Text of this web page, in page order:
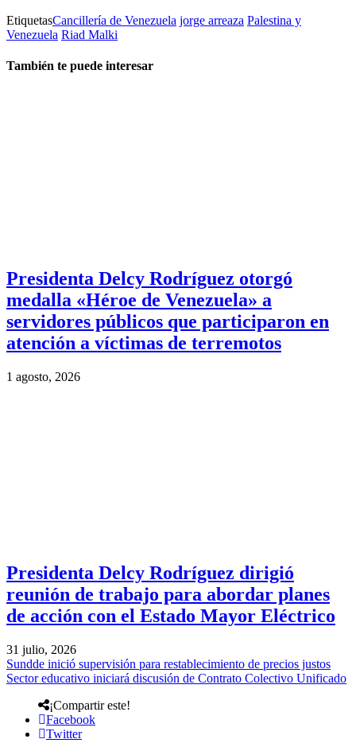
EtiquetasCancillería de Venezuela jorge arreaza Palestina y
Venezuela Riad Malki
También te puede interesar
Presidenta Delcy Rodríguez otorgó
medalla «Héroe de Venezuela» a
servidores públicos que participaron en
atención a víctimas de terremotos
1 agosto, 2026
Presidenta Delcy Rodríguez dirigió
reunión de trabajo para abordar planes
de acción con el Estado Mayor Eléctrico
31 julio, 2026
Sundde inició supervisión para restablecimiento de precios justos
Sector educativo iniciará discusión de Contrato Colectivo Unificado
¡Compartir este!
Facebook
Twitter